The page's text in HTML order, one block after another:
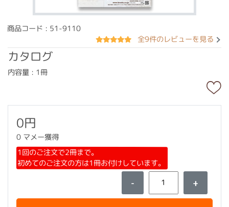
商品コード : 51-9110
全9件のレビューを見る
カタログ
内容量 : 1冊
0円
0 マメー獲得
1回のご注文で2冊まで。
初めてのご注文の方は1冊お付けしています。
- +